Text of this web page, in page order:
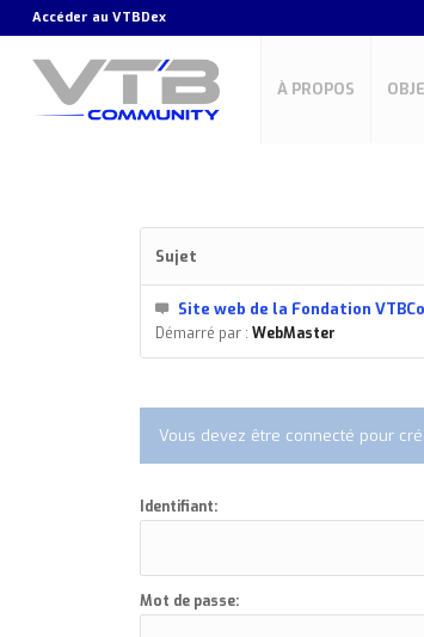
Accéder au VTBDex
À PROPOS
Sujet
Site web de la Fondation
Démarré par :WebMaster
Vous devez être connecté pour
Identifiant:
Mot de passe: